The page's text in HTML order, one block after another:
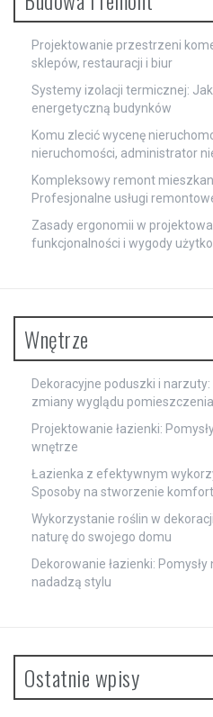
Projektowanie przestrzeni
sklepów, restauracji i biur
Systemy izolacji termicznej:
energetyczną budynków
Komu zlecić wycenę
nieruchomości, administrator
Kompleksowy remont
Profesjonalne usługi
Zasady ergonomii w
funkcjonalności i wygody
Wnętrze
Dekoracyjne poduszki i
zmiany wyglądu pomieszczenia
Projektowanie łazienki:
wnętrze
Łazienka z efektywnym
Sposoby na stworzenie
Wykorzystanie roślin w
naturę do swojego domu
Dekorowanie łazienki:
nadadzą stylu
Ostatnie wpisy